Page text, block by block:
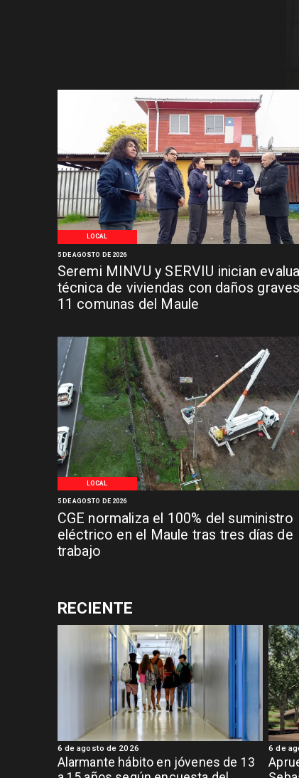
LOCAL
Seremi MINVU y SERVIU inician
técnica de viviendas con daños
11 comunas del Maule
5 DE AGOSTO DE 2026
LOCAL
CGE normaliza el 100% del suministro
eléctrico en el Maule tras tres días de
trabajo
5 DE AGOSTO DE 2026
RECIENTE
Alarmante hábito en jóvenes de 13
6 de agosto de 2026 6 de